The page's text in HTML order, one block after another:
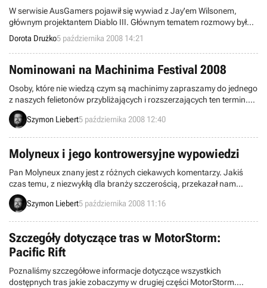
W serwisie AusGamers pojawił się wywiad z Jay'em Wilsonem,
głównym projektantem Diablo III. Głównym tematem rozmowy był
oczywiście nowy hack&slash Blizzarda. Poruszone zostały takie
aspekty jak tryb multiplayer, klasy postaci, oprawa graficzna i ogólna
polityka firmy.
Dorota Drużko5 października 2008 14:21
Nominowani na Machinima Festival 2008
Osoby, które nie wiedzą czym są machinimy zapraszamy do jednego
z naszych felietonów przybliżających i rozszerzających ten termin.
Kryją się pod nim, mówiąc najprościej, filmy wyreżyserowane i
stworzone za pomocą gier. Dziś prezentujemy nie lada gratkę dla
Szymon Liebert5 października 2008 12:40
Molyneux i jego kontrowersyjne wypowiedzi
Pan Molyneux znany jest z różnych ciekawych komentarzy. Jakiś
czas temu, z niezwykłą dla branży szczerością, przekazał nam
informacje o błędach w Fable 2, produkcji, na którą prawie wszyscy
czekamy. Niedawno ten rezolutny autor wypowiedział się także o
przeszły bez echa.
Szymon Liebert5 października 2008 11:16
Szczegóły dotyczące tras w MotorStorm:
Pacific Rift
Poznaliśmy szczegółowe informacje dotyczące wszystkich
dostępnych tras jakie zobaczymy w drugiej części MotorStorm.